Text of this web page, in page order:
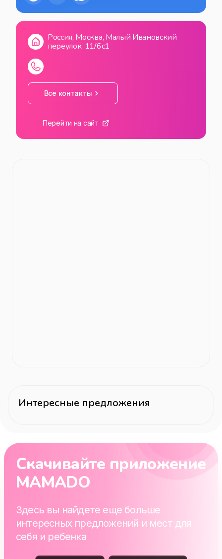
Россия, Москва, Малый Ивановский
переулок, 11/6с1
Все контакты
Перейти на сайт
Интересные предложения
Скачивайте приложение
MAMADO
Здесь вы найдете еще больше
интересных предложений и мест для
себя и ребенка